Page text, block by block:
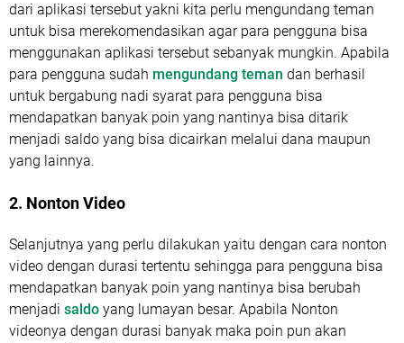
dari aplikasi tersebut yakni kita perlu mengundang teman
untuk bisa merekomendasikan agar para pengguna bisa
menggunakan aplikasi tersebut sebanyak mungkin. Apabila
para pengguna sudah mengundang teman dan berhasil
untuk bergabung nadi syarat para pengguna bisa
mendapatkan banyak poin yang nantinya bisa ditarik
menjadi saldo yang bisa dicairkan melalui dana maupun
yang lainnya.
2. Nonton Video
Selanjutnya yang perlu dilakukan yaitu dengan cara nonton
video dengan durasi tertentu sehingga para pengguna bisa
mendapatkan banyak poin yang nantinya bisa berubah
menjadi saldo yang lumayan besar. Apabila Nonton
videonya dengan durasi banyak maka poin pun akan